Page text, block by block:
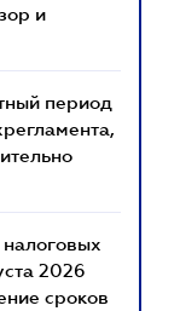
и
период
2026
сроков